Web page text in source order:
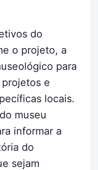
do
o projeto, a
para
e
locais.
museu
informar a
do
sejam